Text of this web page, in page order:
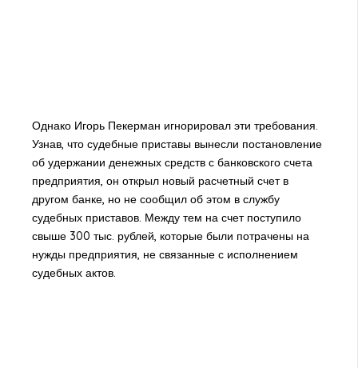
Однако Игорь Пекерман игнорировал эти требования.
Узнав, что судебные приставы вынесли постановление
об удержании денежных средств с банковского счета
предприятия, он открыл новый расчетный счет в
другом банке, но не сообщил об этом в службу
судебных приставов. Между тем на счет поступило
свыше 300 тыс. рублей, которые были потрачены на
нужды предприятия, не связанные с исполнением
судебных актов.